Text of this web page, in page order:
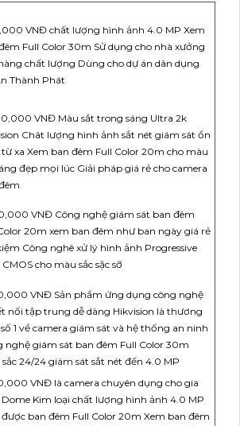
VNĐ chất lượng hình ảnh 4.0 MP Xem
Full Color 30m Sử dụng cho nhà xưởng
chất lượng Dùng cho dự án dân dụng
Thành Phát
VNĐ Màu sắt trong sáng Ultra 2k
Chât lượng hình ảnh sắt nét giám sát ổn
xa Xem ban đêm Full Color 20m cho màu
đẹp mọi lúc Giải pháp giá rẻ cho camera
VNĐ Công nghệ giám sát ban đêm
20m xem ban đêm như ban ngày giá rẻ
Công nghê xử lý hình ảnh Progressive
CMOS cho màu sắc sặc sỡ
VNĐ Sản phẩm ứng dụng công nghệ
nối tập trung dễ dàng Hikvision là thương
1 về camera giám sát và hệ thống an ninh
nghệ giám sát ban đêm Full Color 30m
24/24 giám sát sắt nét đến 4.0 MP
VNĐ là camera chuyên dụng cho gia
Kim loại chất lượng hình ảnh 4.0 MP
được ban đêm Full Color 20m Xem ban đêm